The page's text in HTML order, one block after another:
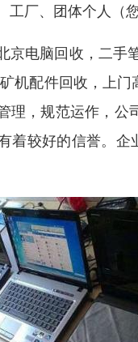
工厂、团体个人（
京电脑回收，二手
机配件回收，上
理，规范运作，公
着较好的信誉。